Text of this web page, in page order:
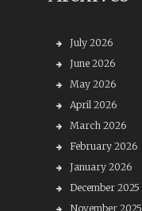
July 2026
June 2026
May 2026
April 2026
March 2026
February 2026
January 2026
December 2025
November 2025